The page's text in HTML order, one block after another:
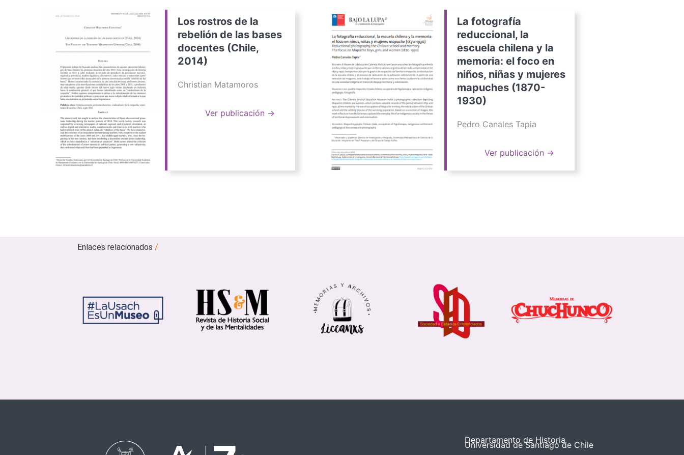
Los rostros de la
rebelión de las bases
docentes (Chile,
2014)
Christian Matamoros
Ver publicación →
La fotografía
reduccional, la
escuela chilena y la
memoria: el foco en
niños, niñas y mujeres
mapuches (1870-
1930)
Pedro Canales Tapia
Ver publicación →
Enlaces relacionados/
Departamento de Historia
Universidad de Santiago de Chile